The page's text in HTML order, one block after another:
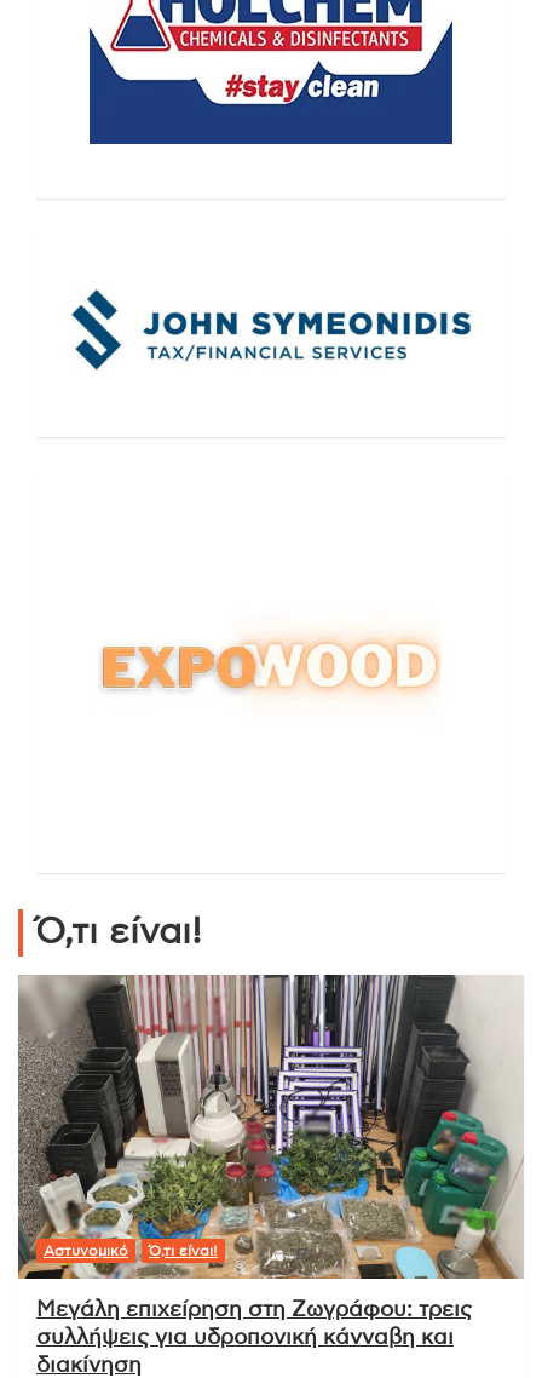
Ό,τι είναι!
Αστυνομικό Ό,τι είναι!
Μεγάλη επιχείρηση στη Ζωγράφου: τρεις
συλλήψεις για υδροπονική κάνναβη και
διακίνηση